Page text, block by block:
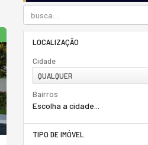
LOCALIZAÇÃO
Cidade
QUALQUER
Bairros
Escolha a cidade...
TIPO DE IMÓVEL